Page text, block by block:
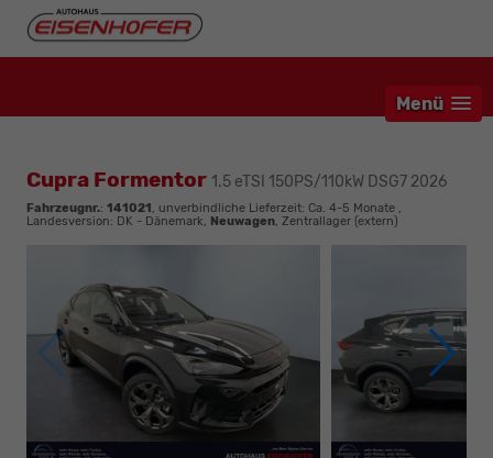
Menü
Cupra Formentor 1.5 eTSI 150PS/110kW DSG7 2026
Fahrzeugnr.: 141021 , unverbindliche Lieferzeit: Ca. 4-5 Monate ,
Landesversion: DK - Dänemark, Neuwagen, Zentrallager (extern)